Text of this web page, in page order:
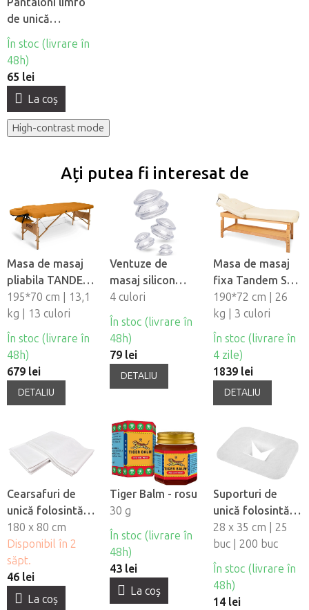
de unică
folosintă din
material netesut
Beautyfor®, 10
buc
În stoc (livrare în
48h)
65 lei
La coş
High-contrast mode
Ați putea fi interesat de
Masa de masaj
pliabila TANDEM
Basic-2
195*70 cm | 13,1
kg | 13 culori
În stoc (livrare în
48h)
679 lei
DETALIU
Ventuze de
masaj silicon
Fabulo
Mushroom - set,
4 buc
4 culori
În stoc (livrare în
48h)
79 lei
DETALIU
Masa de masaj
fixa Tandem Spa
Luna V2
190*72 cm | 26
kg | 3 culori
În stoc (livrare în
4 zile)
1839 lei
DETALIU
Cearsafuri de
unică folosintă
impermeabile
Fabulo, 10 buc
180 x 80 cm
Disponibil în 2
săpt.
46 lei
La coş
Tiger Balm - rosu
30 g
În stoc (livrare în
48h)
43 lei
La coş
Suporturi de
unică folosintă
pentru orificiul
fetei din material
netesut Fabulo
28 x 35 cm | 25
buc | 200 buc
În stoc (livrare în
48h)
14 lei